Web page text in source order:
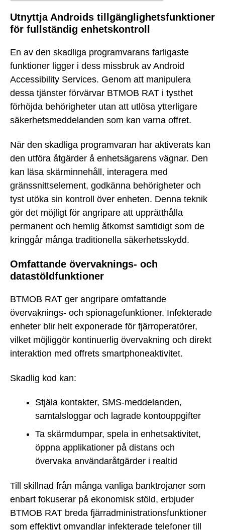
Utnyttja Androids tillgänglighetsfunktioner
för fullständig enhetskontroll
En av den skadliga programvarans farligaste
funktioner ligger i dess missbruk av Android
Accessibility Services. Genom att manipulera
dessa tjänster förvärvar BTMOB RAT i tysthet
förhöjda behörigheter utan att utlösa ytterligare
säkerhetsmeddelanden som kan varna offret.
När den skadliga programvaran har aktiverats kan
den utföra åtgärder å enhetsägarens vägnar. Den
kan läsa skärminnehåll, interagera med
gränssnittselement, godkänna behörigheter och
tyst utöka sin kontroll över enheten. Denna teknik
gör det möjligt för angripare att upprätthålla
permanent och hemlig åtkomst samtidigt som de
kringgår många traditionella säkerhetsskydd.
Omfattande övervaknings- och
datastöldfunktioner
BTMOB RAT ger angripare omfattande
övervaknings- och spionagefunktioner. Infekterade
enheter blir helt exponerade för fjärroperatörer,
vilket möjliggör kontinuerlig övervakning och direkt
interaktion med offrets smartphoneaktivitet.
Skadlig kod kan:
Stjäla kontakter, SMS-meddelanden,
samtalsloggar och lagrade kontouppgifter
Ta skärmdumpar, spela in enhetsaktivitet,
öppna applikationer på distans och
övervaka användaråtgärder i realtid
Till skillnad från många vanliga banktrojaner som
enbart fokuserar på ekonomisk stöld, erbjuder
BTMOB RAT breda fjärradministrationsfunktioner
som effektivt omvandlar infekterade telefoner till